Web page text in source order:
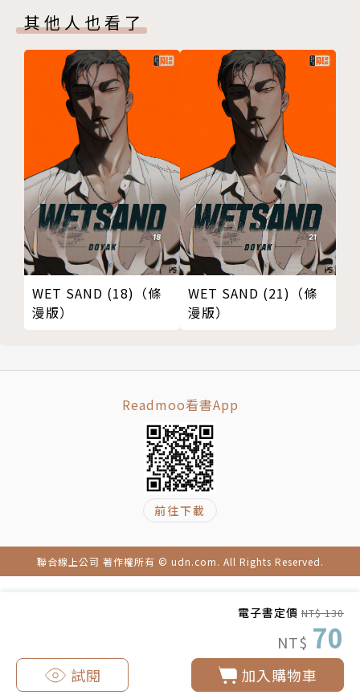
電子書定價 NT$ 130
NT$ 70
加入購物車
試閱
其他人也看了
WET SAND (18)（條
漫版）
WET SAND (21)（條
漫版）
Readmoo看書App
前往下載
聯合線上公司 著作權所有 © udn.com. All Rights Reserved.